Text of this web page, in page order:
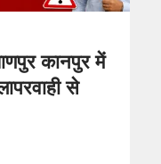
कानपुर में
से